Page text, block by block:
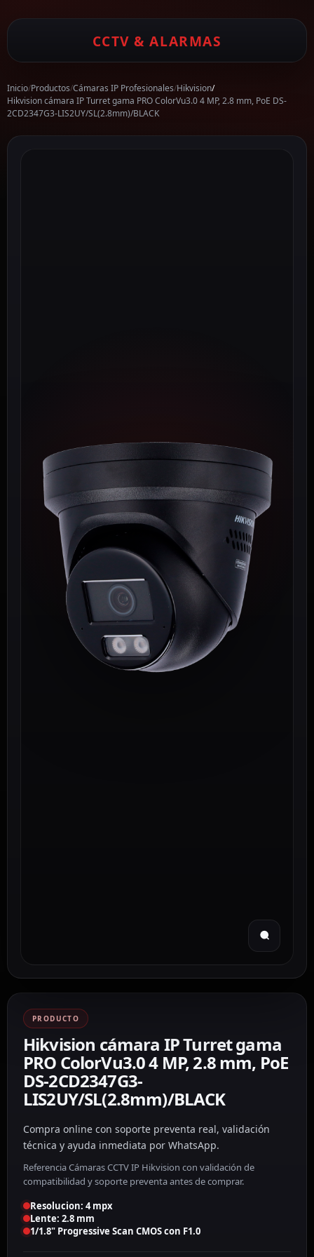
CCTV & ALARMAS
Inicio/Productos/Cámaras IP Profesionales/Hikvision/
Hikvision cámara IP Turret gama PRO ColorVu3.0 4 MP, 2.8 mm, PoE DS-
2CD2347G3-LIS2UY/SL(2.8mm)/BLACK
PRODUCTO
Hikvision cámara IP Turret gama
PRO ColorVu3.0 4 MP, 2.8 mm, PoE
DS-2CD2347G3-
LIS2UY/SL(2.8mm)/BLACK
Compra online con soporte preventa real, validación
técnica y ayuda inmediata por WhatsApp.
Referencia Cámaras CCTV IP Hikvision con validación de
compatibilidad y soporte preventa antes de comprar.
Resolucion: 4 mpx
Lente: 2.8 mm
1/1.8" Progressive Scan CMOS con F1.0